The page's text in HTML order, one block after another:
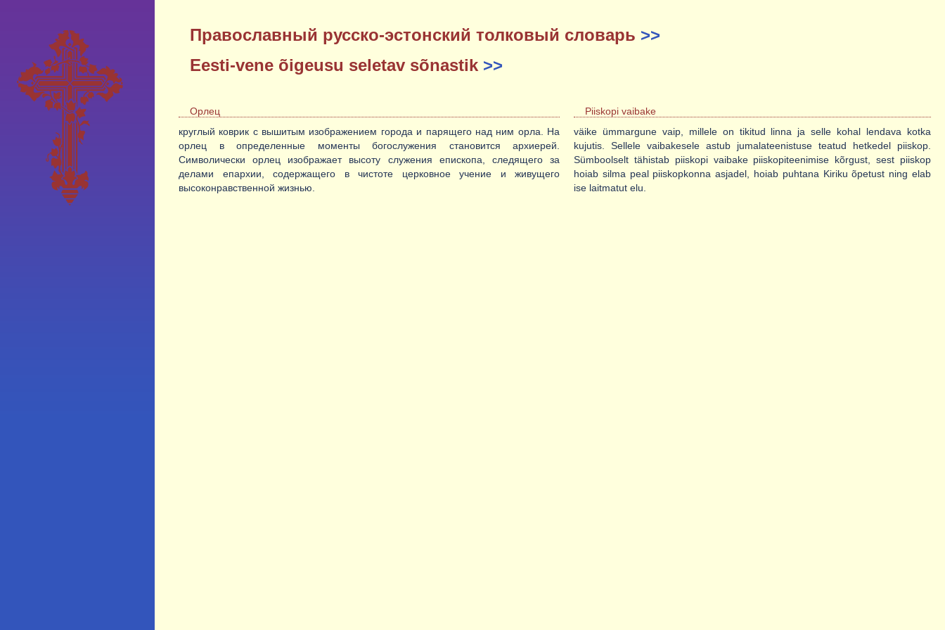
Православный русско-эстонский толковый словарь >>
Eesti-vene õigeusu seletav sõnastik >>
Орлец
Piiskopi vaibake
круглый коврик с вышитым изображением города и парящего над ним орла. На
орлец в определенные моменты богослужения становится архиерей.
Символически орлец изображает высоту служения епископа, следящего за
делами епархии, содержащего в чистоте церковное учение и живущего
высоконравственной жизнью.
väike ümmargune vaip, millele on tikitud linna ja selle kohal lendava kotka
kujutis. Sellele vaibakesele astub jumalateenistuse teatud hetkedel piiskop.
Sümboolselt tähistab piiskopi vaibake piiskopiteenimise kõrgust, sest piiskop
hoiab silma peal piiskopkonna asjadel, hoiab puhtana Kiriku õpetust ning elab
ise laitmatut elu.